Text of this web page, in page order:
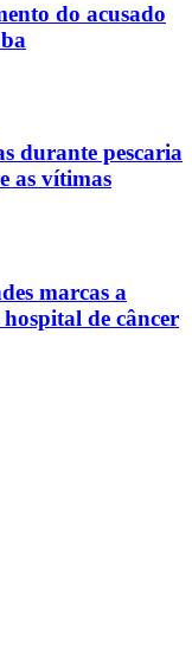
do acusado
durante pescaria
as vítimas
marcas a
de câncer